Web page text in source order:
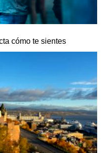
cómo te sientes